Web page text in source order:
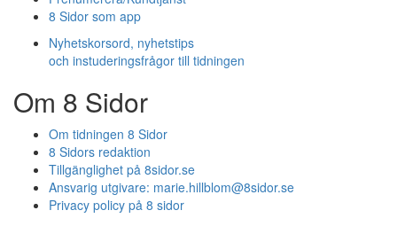
8 Sidor som app
Nyhetskorsord, nyhetstips
och instuderingsfrågor till tidningen
Om 8 Sidor
Om tidningen 8 Sidor
8 Sidors redaktion
Tillgänglighet på 8sidor.se
Ansvarig utgivare: marie.hillblom@8sidor.se
Privacy policy på 8 sidor